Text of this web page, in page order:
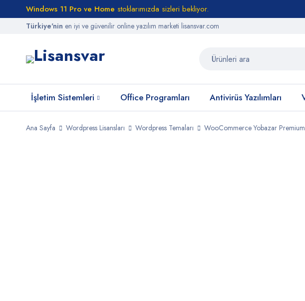
Windows 11 Pro ve Home stoklarımızda sizleri bekliyor.
Türkiye'nin en iyi ve güvenilir online yazılım marketi lisansvar.com
İşletim Sistemleri Office Programları Antivirüs Yazılımları
Ana Sayfa Wordpress Lisansları Wordpress Temaları WooCommerce Yobazar